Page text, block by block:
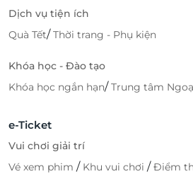
Dịch vụ tiện ích
Quà Tết/Thời trang - Phụ kiện
Khóa học - Đào tạo
Khóa học ngắn hạn/Trung tâm
e-Ticket
Vui chơi giải trí
Vé xem phim / Khu vui chơi /Điểm